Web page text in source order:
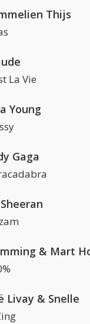
Thijs
La Vie
Young
Gaga
& Mart
Livay & Snelle